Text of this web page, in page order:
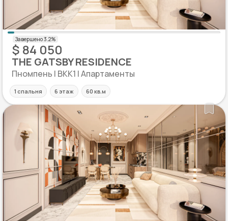
$ 84 050
THE GATSBY RESIDENCE
Пномпень | BKK1 | Апартаменты
1 спальня 6 этаж 60 кв.м